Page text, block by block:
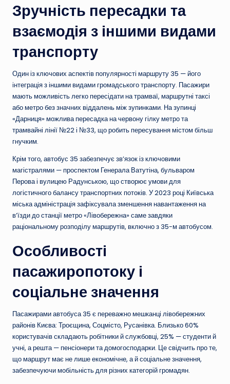
Зручність пересадки та
взаємодія з іншими видами
транспорту
Один із ключових аспектів популярності маршруту 35 — його
інтеграція з іншими видами громадського транспорту. Пасажири
мають можливість легко пересідати на трамваї, маршрутні таксі
або метро без значних віддалень між зупинками. На зупинці
«Дарниця» можлива пересадка на червону гілку метро та
трамвайні лінії №22 і №33, що робить пересування містом більш
гнучким.
Крім того, автобус 35 забезпечує зв’язок із ключовими
магістралями — проспектом Генерала Ватутіна, бульваром
Перова і вулицею Радунською, що створює умови для
логістичного балансу транспортних потоків. У 2023 році Київська
міська адміністрація зафіксувала зменшення навантаження на
в’їзди до станції метро «Лівобережна» саме завдяки
раціональному розподілу маршрутів, включно з 35-м автобусом.
Особливості
пасажиропотоку і
соціальне значення
Пасажирами автобуса 35 є переважно мешканці лівобережних
районів Києва: Троєщина, Соцмісто, Русанівка. Близько 60%
користувачів складають робітники й службовці, 25% — студенти й
учні, а решта — пенсіонери та домогосподарки. Це свідчить про те,
що маршрут має не лише економічне, а й соціальне значення,
забезпечуючи мобільність для різних категорій громадян.